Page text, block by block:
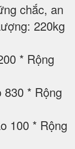
chắc, an
220kg
* Rộng
* Rộng
100 * Rộng